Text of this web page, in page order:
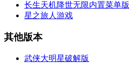
长生天机降世无限内置菜单版
星之旅人游戏
其他版本
武侠大明星破解版